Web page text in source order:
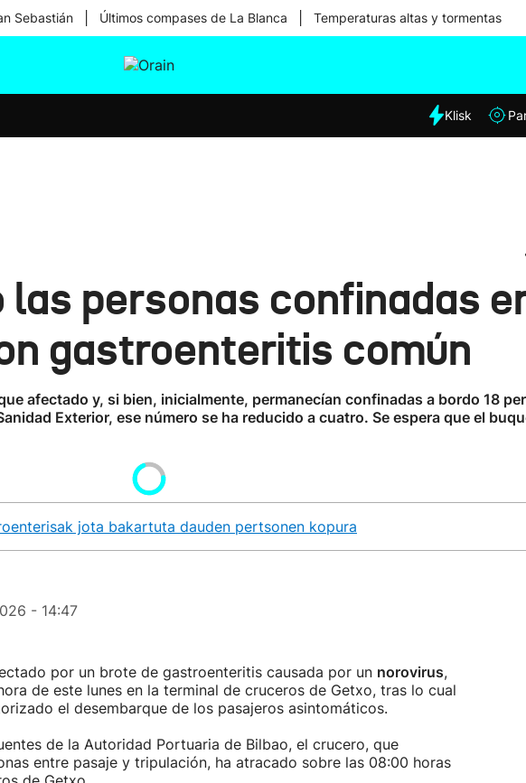
Sebastián Últimos compases de La Blanca Temperaturas altas y tormentas
Klisk
personas confinadas
gastroenteritis común
afectado y, si bien, inicialmente, permanecían confinadas a bordo 18
Exterior, ese número se ha reducido a cuatro. Se espera que el
jota bakartuta dauden pertsonen kopura
- 14:47
por un brote de gastroenteritis causada por un norovirus,
de este lunes en la terminal de cruceros de Getxo, tras lo cual
el desembarque de los pasajeros asintomáticos.
de la Autoridad Portuaria de Bilbao, el crucero, que
entre pasaje y tripulación, ha atracado sobre las 08:00 horas